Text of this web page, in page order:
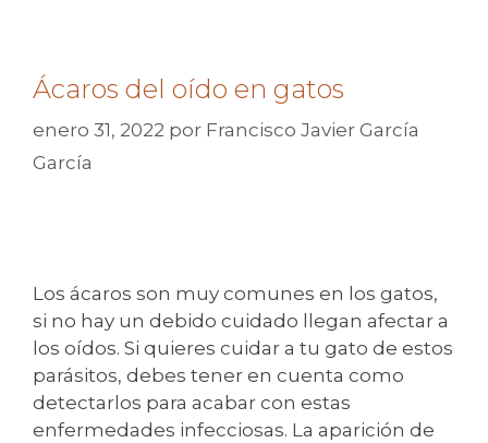
Ácaros del oído en gatos
enero 31, 2022 por Francisco Javier García
García
Los ácaros son muy comunes en los gatos,
si no hay un debido cuidado llegan afectar a
los oídos. Si quieres cuidar a tu gato de estos
parásitos, debes tener en cuenta como
detectarlos para acabar con estas
enfermedades infecciosas. La aparición de